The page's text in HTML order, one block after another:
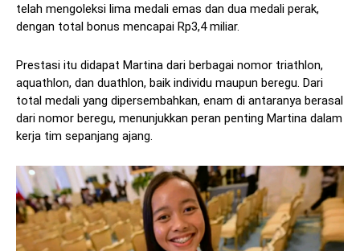
telah mengoleksi lima medali emas dan dua medali perak,
dengan total bonus mencapai Rp3,4 miliar.
Prestasi itu didapat Martina dari berbagai nomor triathlon,
aquathlon, dan duathlon, baik individu maupun beregu. Dari
total medali yang dipersembahkan, enam di antaranya berasal
dari nomor beregu, menunjukkan peran penting Martina dalam
kerja tim sepanjang ajang.